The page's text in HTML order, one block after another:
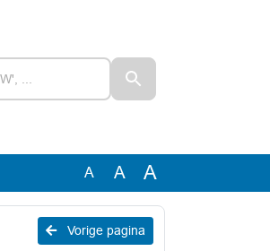
A A A
Vorige pagina